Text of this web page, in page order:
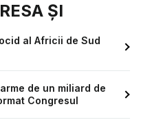
ȘI
al Africii de Sud
de un miliard de
Congresul